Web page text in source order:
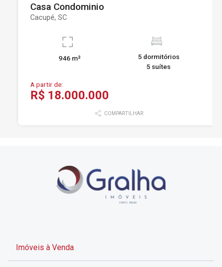
Casa Condominio
Cacupé, SC
946 m²
5 dormitórios
5 suítes
A partir de:
R$ 18.000.000
COMPARTILHAR
Imóveis à Venda